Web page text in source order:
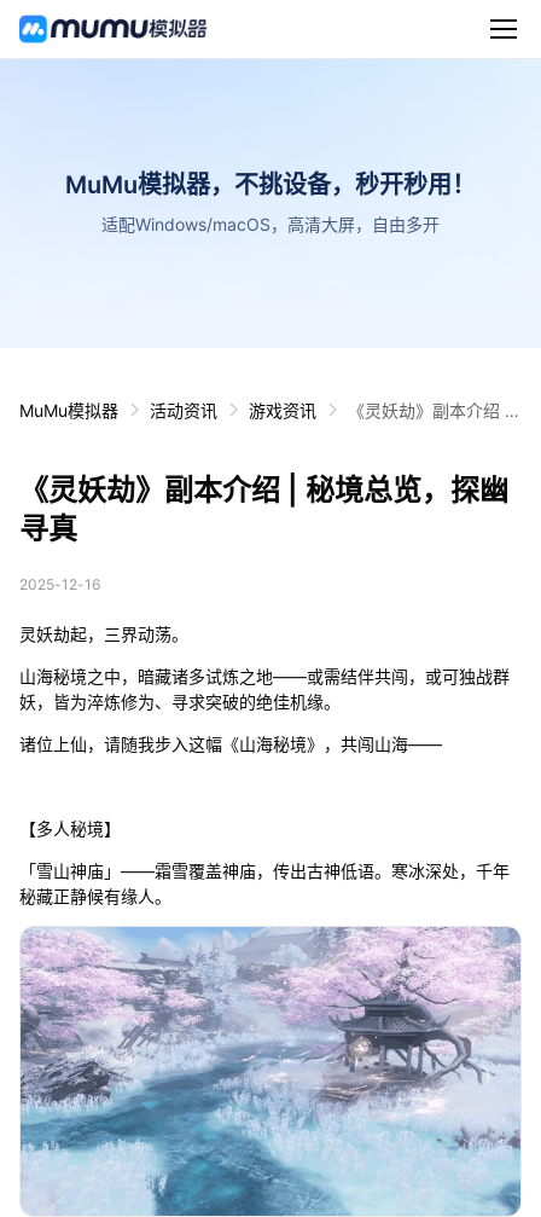
MuMu模拟器，不挑设备，秒开秒用！
适配Windows/macOS，高清大屏，自由多开
MuMu模拟器 活动资讯 游戏资讯
《灵妖劫》副本介绍 |
《灵妖劫》副本介绍 | 秘境总览，探幽
寻真
2025-12-16
灵妖劫起，三界动荡。
山海秘境之中，暗藏诸多试炼之地——或需结伴共闯，或可独战群
妖，皆为淬炼修为、寻求突破的绝佳机缘。
诸位上仙，请随我步入这幅《山海秘境》，共闯山海——
【多人秘境】
「雪山神庙」——霜雪覆盖神庙，传出古神低语。寒冰深处，千年
秘藏正静候有缘人。